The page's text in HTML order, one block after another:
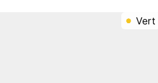
Vert